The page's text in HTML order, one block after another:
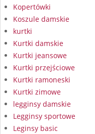
Kopertówki
Koszule damskie
kurtki
Kurtki damskie
Kurtki jeansowe
Kurtki przejściowe
Kurtki ramoneski
Kurtki zimowe
legginsy damskie
Legginsy sportowe
Leginsy basic